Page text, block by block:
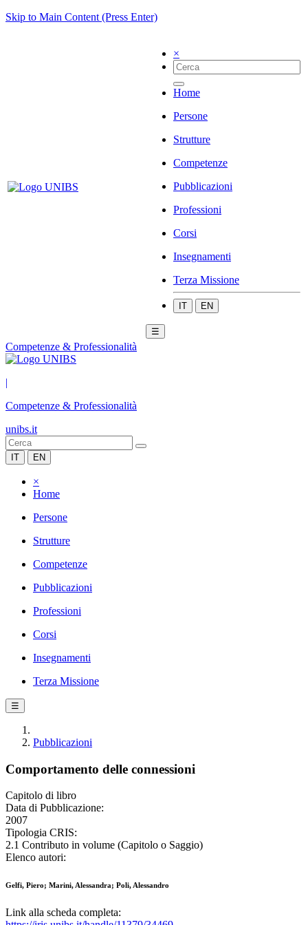
Skip to Main Content (Press Enter)
×
Home
Persone
Strutture
Competenze
Pubblicazioni
Professioni
Corsi
Insegnamenti
Terza Missione
IT EN
☰
Competenze & Professionalità
|
Competenze & Professionalità
unibs.it
IT EN
×
Home
Persone
Strutture
Competenze
Pubblicazioni
Professioni
Corsi
Insegnamenti
Terza Missione
☰
Pubblicazioni
Comportamento delle connessioni
Capitolo di libro
Data di Pubblicazione:
2007
Tipologia CRIS:
2.1 Contributo in volume (Capitolo o Saggio)
Elenco autori:
Gelfi, Piero; Marini, Alessandra; Poli, Alessandro
Link alla scheda completa: